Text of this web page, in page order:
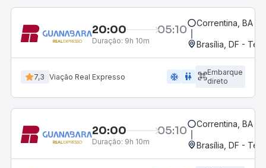
20:00 05:10
Duração: 9h 10m
Correntina, BA -
Brasília, DF -
7,3 Viação Real Expresso ac_unit wc
Embarque
direto
20:00 05:10
Duração: 9h 10m
Correntina, BA -
Brasília, DF -